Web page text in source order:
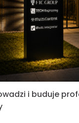
i buduje